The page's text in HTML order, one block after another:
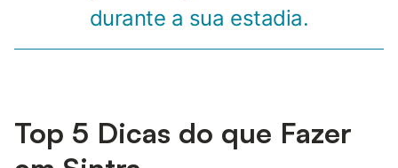
durante a sua estadia.
Top 5 Dicas do que Fazer